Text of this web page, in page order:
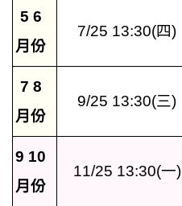
5 6
月份
7/25 13:30(四)
7 8
月份
9/25 13:30(三)
9 10
月份
11/25 13:30(一)